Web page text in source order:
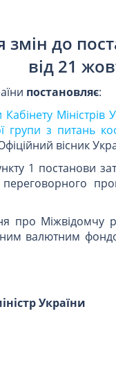
до
від 21
постановляє:
Кабінету
групи з питань
вісник
1 постанови
переговорного
про Міжвідомчу
валютним
України